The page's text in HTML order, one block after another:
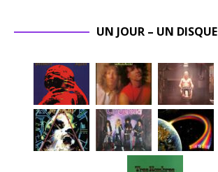
UN JOUR – UN DISQUE